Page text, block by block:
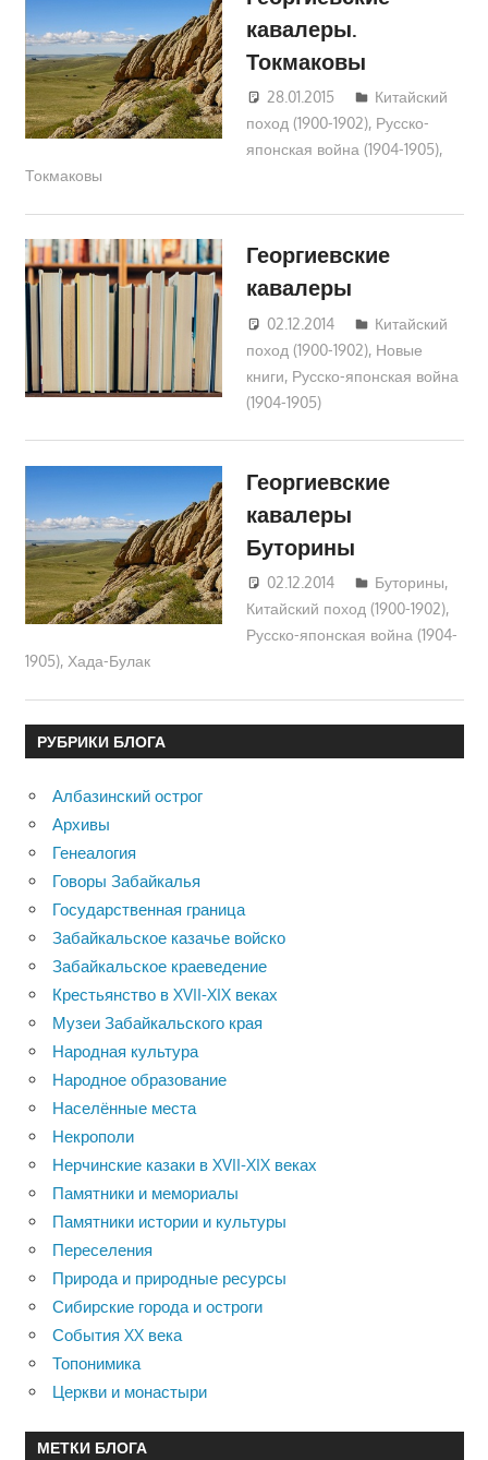
кавалеры.
Токмаковы
28.01.2015 Юра
Китайский
поход (1900-1902), Русско-
японская война (1904-1905),
Токмаковы
Георгиевские
кавалеры
02.12.2014 Юра
Китайский
поход (1900-1902), Новые
книги, Русско-японская война
(1904-1905)
Георгиевские
кавалеры
Буторины
02.12.2014 Юра
Буторины,
Китайский поход (1900-1902),
Русско-японская война (1904-
1905), Хада-Булак
РУБРИКИ БЛОГА
Албазинский острог
Архивы
Генеалогия
Говоры Забайкалья
Государственная граница
Забайкальское казачье войско
Забайкальское краеведение
Крестьянство в XVII-XIX веках
Музеи Забайкальского края
Народная культура
Народное образование
Населённые места
Некрополи
Нерчинские казаки в XVII-XIX веках
Памятники и мемориалы
Памятники истории и культуры
Переселения
Природа и природные ресурсы
Сибирские города и остроги
События XX века
Топонимика
Церкви и монастыри
МЕТКИ БЛОГА